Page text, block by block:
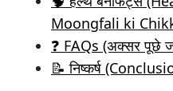
Moongfali ki
❓ FAQs (अक्सर पूछे
📝 निष्कर्ष